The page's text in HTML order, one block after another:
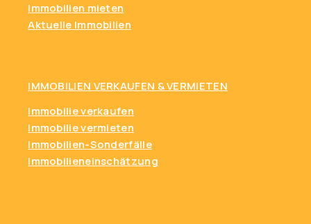
IMMOBILIEN VERKAUFEN & VERMIETEN
Immobilie verkaufen
Immobilie vermieten
Immobilien-Sonderfälle
Immobilieneinschätzung
Immobilien mieten
Aktuelle Immobilien